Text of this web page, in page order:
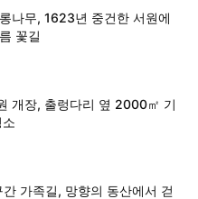
나무, 1623년 중건한 서원에
꽃길
개장, 출렁다리 옆 2000㎡ 기
가족길, 망향의 동산에서 걷